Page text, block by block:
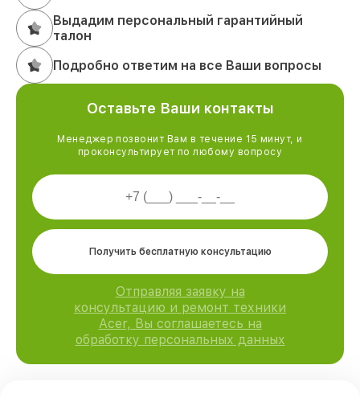
Выдадим персональный гарантийный
талон
Подробно ответим на все Ваши вопросы
Оставьте Ваши контакты
Менеджер позвонит Вам в течение 15 минут, и
проконсультирует по любому вопросу
Получить бесплатную консультацию
Отправляя заявку на
консультацию и ремонт техники
Acer, Вы соглашаетесь на
обработку персональных данных